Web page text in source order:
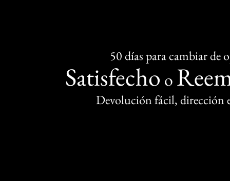
50 días para cambiar de
Satisfecho o
Devolución fácil, dirección